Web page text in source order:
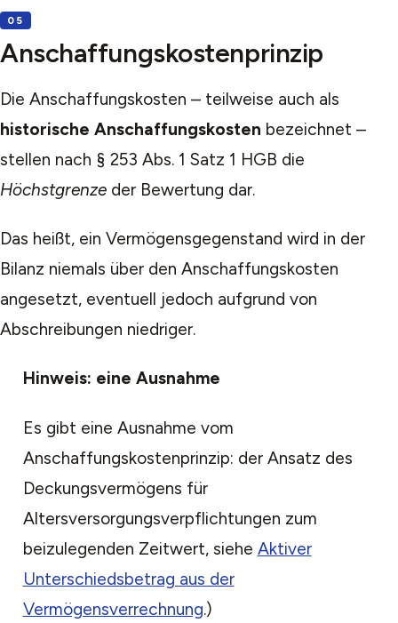
Anschaffungskostenprinzip
Die Anschaffungskosten – teilweise auch als
historische Anschaffungskosten bezeichnet –
stellen nach § 253 Abs. 1 Satz 1 HGB die
Höchstgrenze der Bewertung dar.
Das heißt, ein Vermögensgegenstand wird in der
Bilanz niemals über den Anschaffungskosten
angesetzt, eventuell jedoch aufgrund von
Abschreibungen niedriger.
Hinweis: eine Ausnahme
Es gibt eine Ausnahme vom
Anschaffungskostenprinzip: der Ansatz des
Deckungsvermögens für
Altersversorgungsverpflichtungen zum
beizulegenden Zeitwert, siehe Aktiver
Unterschiedsbetrag aus der
Vermögensverrechnung.)